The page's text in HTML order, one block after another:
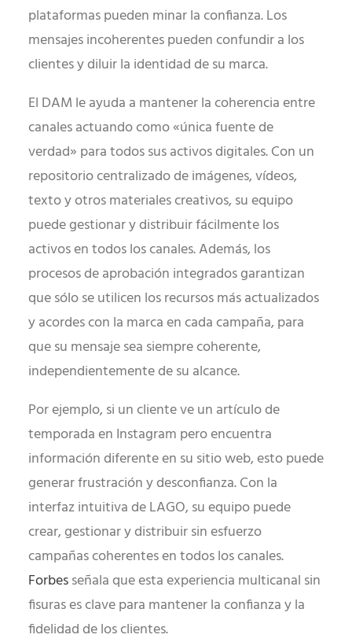
plataformas pueden minar la confianza. Los
mensajes incoherentes pueden confundir a los
clientes y diluir la identidad de su marca.
El DAM le ayuda a mantener la coherencia entre
canales actuando como «única fuente de
verdad» para todos sus activos digitales. Con un
repositorio centralizado de imágenes, vídeos,
texto y otros materiales creativos, su equipo
puede gestionar y distribuir fácilmente los
activos en todos los canales. Además, los
procesos de aprobación integrados garantizan
que sólo se utilicen los recursos más actualizados
y acordes con la marca en cada campaña, para
que su mensaje sea siempre coherente,
independientemente de su alcance.
Por ejemplo, si un cliente ve un artículo de
temporada en Instagram pero encuentra
información diferente en su sitio web, esto puede
generar frustración y desconfianza. Con la
interfaz intuitiva de LAGO, su equipo puede
crear, gestionar y distribuir sin esfuerzo
campañas coherentes en todos los canales.
Forbesseñala que esta experiencia multicanal sin
fisuras es clave para mantener la confianza y la
fidelidad de los clientes.